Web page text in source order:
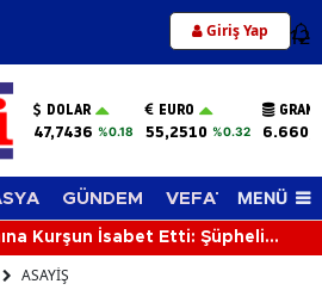
Giriş Yap 12
DOLAR
47,7436 %0.18
EURO
55,2510 %0.32
GÜNDEM VEFAT EDENLER
MENÜ
Kurşun İsabet Etti: Şüpheli
ASAYİŞ